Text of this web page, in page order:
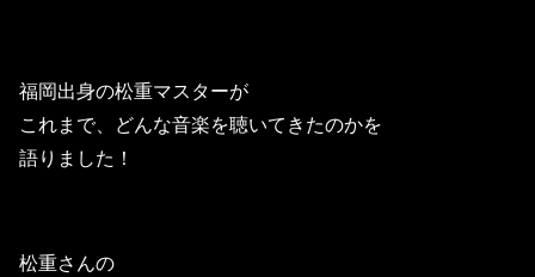
福岡出身の松重マスターが
これまで、どんな音楽を聴いてきたのかを
語りました！
松重さんの